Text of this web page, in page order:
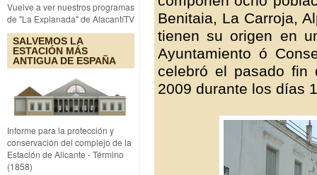
Vuelve a ver nuestros programas
de "La Explanada" de AlacantíTV
SALVEMOS LA
ESTACIÓN MÁS
ANTIGUA DE ESPAÑA
Informe para la protección y
conservación del complejo de la
Estación de Alicante - Término
(1858)
Benitaia, La Carroja,
tienen su origen en
Ayuntamiento ó
celebró el pasado
2009 durante los días